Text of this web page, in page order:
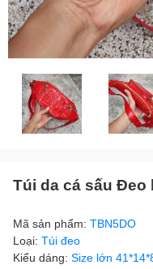
Túi da cá sấu Đeo
Mã sản phẩm: TBN5DO
Loại: Túi đeo
Kiểu dáng: Size lớn